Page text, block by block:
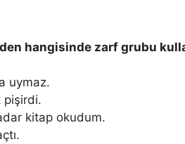
hangisinde zarf grubu
uymaz.
pişirdi.
kitap okudum.